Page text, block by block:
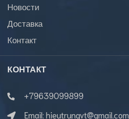
Новости
Доставка
Контакт
КОНТАКТ
+79639099899
Email: hieutrungvt@gmail.com